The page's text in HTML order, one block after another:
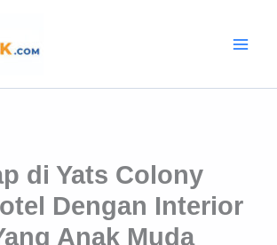
di Yats Colony
Dengan Interior
Anak Muda